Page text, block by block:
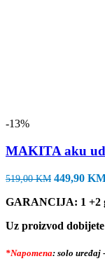
-13%
MAKITA aku
519,00KM Izvorna
bila
519,00
449,90
GARANCIJA: 1 +2
Uz proizvod
*Napomena: solo uređaj